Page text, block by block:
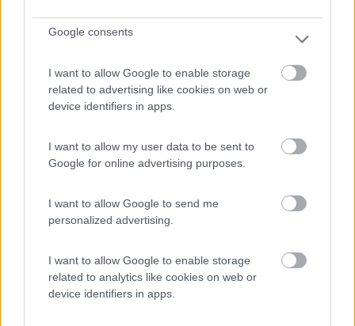
Google consents
I want to allow Google to enable storage
related to advertising like cookies on web or
device identifiers in apps.
I want to allow my user data to be sent to
Google for online advertising purposes.
I want to allow Google to send me
personalized advertising.
I want to allow Google to enable storage
related to analytics like cookies on web or
device identifiers in apps.
8.2
(34)
Parcheggio Marina di San Pietro
Area di sosta
8.5 Camping Serenella
Rodi Garganico